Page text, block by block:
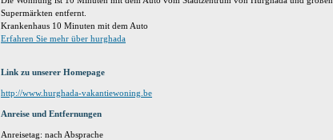
Supermärkten entfernt.
Krankenhaus 10 Minuten mit dem Auto
Erfahren Sie mehr über hurghada
Link zu unserer Homepage
http://www.hurghada-vakantiewoning.be
Anreise und Entfernungen
Anreisetag: nach Absprache